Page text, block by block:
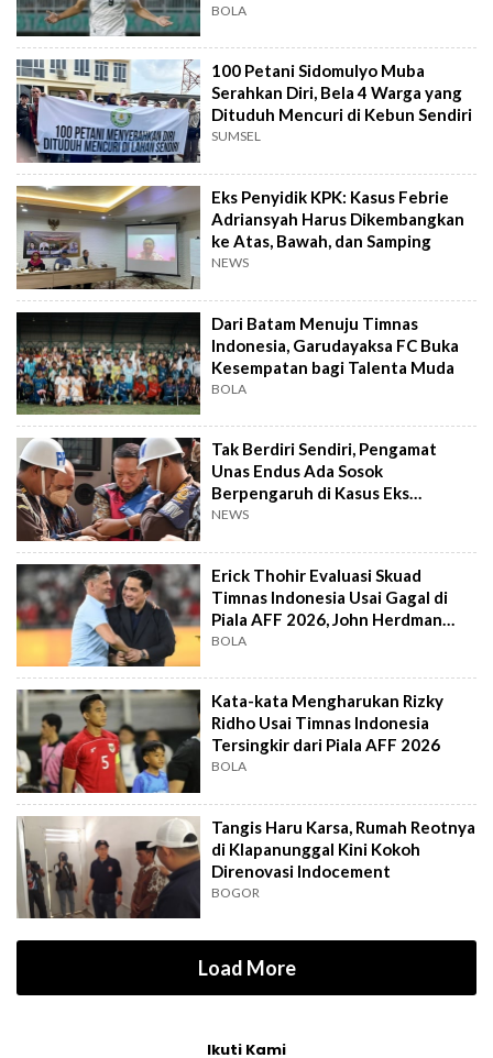
BOLA
100 Petani Sidomulyo Muba
Serahkan Diri, Bela 4 Warga yang
Dituduh Mencuri di Kebun Sendiri
SUMSEL
Eks Penyidik KPK: Kasus Febrie
Adriansyah Harus Dikembangkan
ke Atas, Bawah, dan Samping
NEWS
Dari Batam Menuju Timnas
Indonesia, Garudayaksa FC Buka
Kesempatan bagi Talenta Muda
BOLA
Tak Berdiri Sendiri, Pengamat
Unas Endus Ada Sosok
Berpengaruh di Kasus Eks
Jampidsus
NEWS
Erick Thohir Evaluasi Skuad
Timnas Indonesia Usai Gagal di
Piala AFF 2026, John Herdman
Out?
BOLA
Kata-kata Mengharukan Rizky
Ridho Usai Timnas Indonesia
Tersingkir dari Piala AFF 2026
BOLA
Tangis Haru Karsa, Rumah Reotnya
di Klapanunggal Kini Kokoh
Direnovasi Indocement
BOGOR
Load More
Ikuti Kami